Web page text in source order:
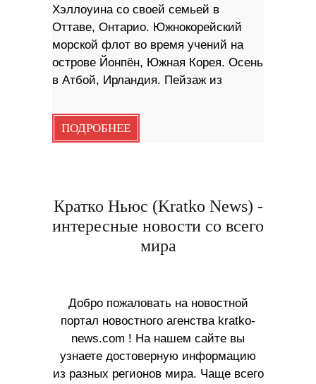
Хэллоуина со своей семьей в
Оттаве, Онтарио. Южнокорейский
морской флот во время учений на
острове Йонпён, Южная Корея. Осень
в Атбой, Ирландия. Пейзаж из
ПОДРОБНЕЕ
Кратко Ньюс (Kratko News) -
интересные новости со всего
мира
Добро пожаловать на новостной
портал новостного агенства kratko-
news.com ! На нашем сайте вы
узнаете достоверную информацию
из разных регионов мира. Чаще всего